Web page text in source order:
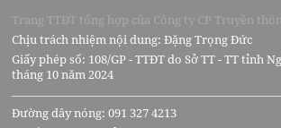
Trang TTĐT tổng hợp của Công ty CP Truyền
Chịu trách nhiệm nội dung: Đặng Trọng Đức
Giấy phép số: 108/GP - TTĐT do Sở TT - TT tỉnh
tháng 10 năm 2024
Đường dây nóng: 091 327 4213